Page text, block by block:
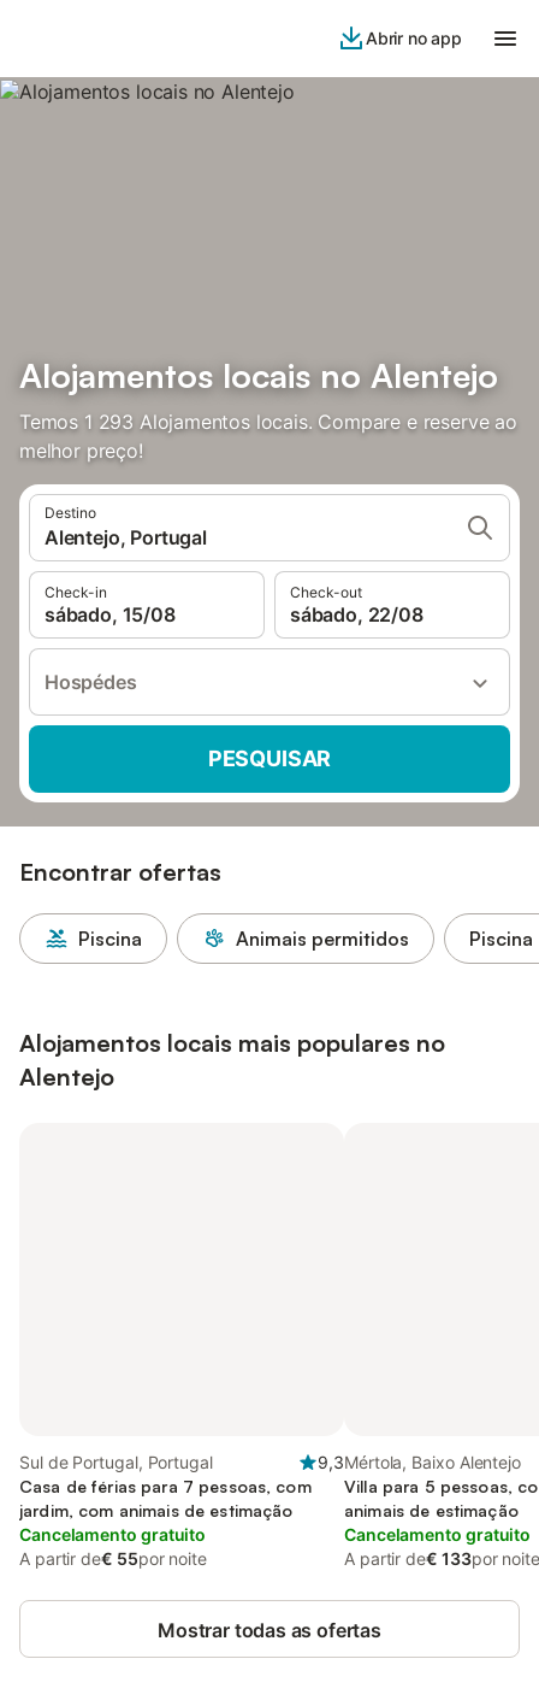
Abrir no app
Alojamentos locais no Alentejo
Temos 1 293 Alojamentos locais. Compare e reserve ao
melhor preço!
Destino
Alentejo, Portugal
Check-in
sábado, 15/08
Check-out
sábado, 22/08
Hospédes
PESQUISAR
Encontrar ofertas
Piscina Animais permitidos
Alojamentos locais mais populares no
Alentejo
Sul de Portugal, Portugal
9,3
Casa de férias para 7 pessoas, com
jardim, com animais de estimação
Cancelamento gratuito
A partir de€ 55por noite
Mértola, Baixo Alentejo
Villa para 5 pessoas,
animais de estimação
Cancelamento gratuito
A partir de€ 133por noite
Mostrar todas as ofertas